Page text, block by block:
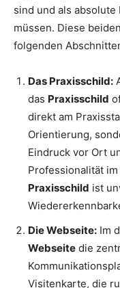
sind und als
müssen. Diese
folgenden
Das Praxisschild:
das Praxisschild
direkt am
Orientierung,
Eindruck vor Ort
Professionalität
Praxisschild ist
Die Webseite: Im
Webseite die
Visitenkarte, die